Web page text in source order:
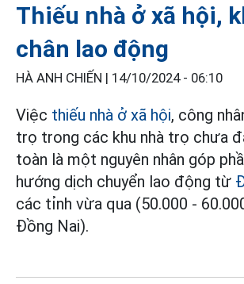
Thiếu nhà ở xã hội,
chân lao động
HÀ ANH CHIẾN | 14/10/2024 - 06:10
Việc thiếu nhà ở xã hội, công
trọ trong các khu nhà trọ chưa
toàn là một nguyên nhân góp
hướng dịch chuyển lao động từ
các tỉnh vừa qua (50.000 -
Đồng Nai).